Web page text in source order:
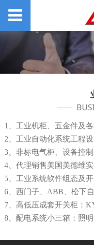
1、工业机柜、五金件及
2、工业自动化系统工程
3、非标电气柜、设备控
4、代理销售美国美德维
5、工业系统软件组态及开
6、西门子、ABB、松下
7、高低压成套开关柜：
8、配电系统小三箱：照